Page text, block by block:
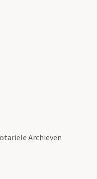
Archieven